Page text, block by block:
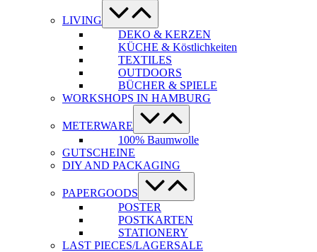
LIVING
Menü-
Schalter
DEKO & KERZEN
KÜCHE & Köstlichkeiten
TEXTILES
OUTDOORS
BÜCHER & SPIELE
WORKSHOPS IN HAMBURG
METERWARE
Menü-
Schalter
100% Baumwolle
GUTSCHEINE
DIY AND PACKAGING
PAPERGOODS
Menü-
Schalter
POSTER
POSTKARTEN
STATIONERY
LAST PIECES/LAGERSALE